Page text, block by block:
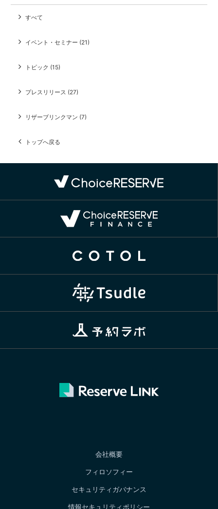
すべて
イベント・セミナー (21)
トピック (15)
プレスリリース (27)
リザーブリンクマン (7)
トップへ戻る
会社概要
フィロソフィー
セキュリティガバナンス
情報セキュリティポリシー